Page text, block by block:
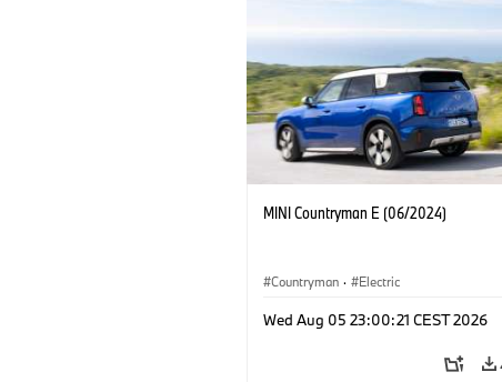
MINI Countryman E (06/2024)
Countryman · Electric
Wed Aug 05 23:00:21 CEST 2026